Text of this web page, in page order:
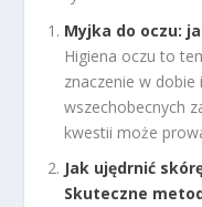
Myjka do oczu:
Higiena oczu to
znaczenie w dobie
wszechobecnych
kwestii może
Jak ujędrnić
Skuteczne